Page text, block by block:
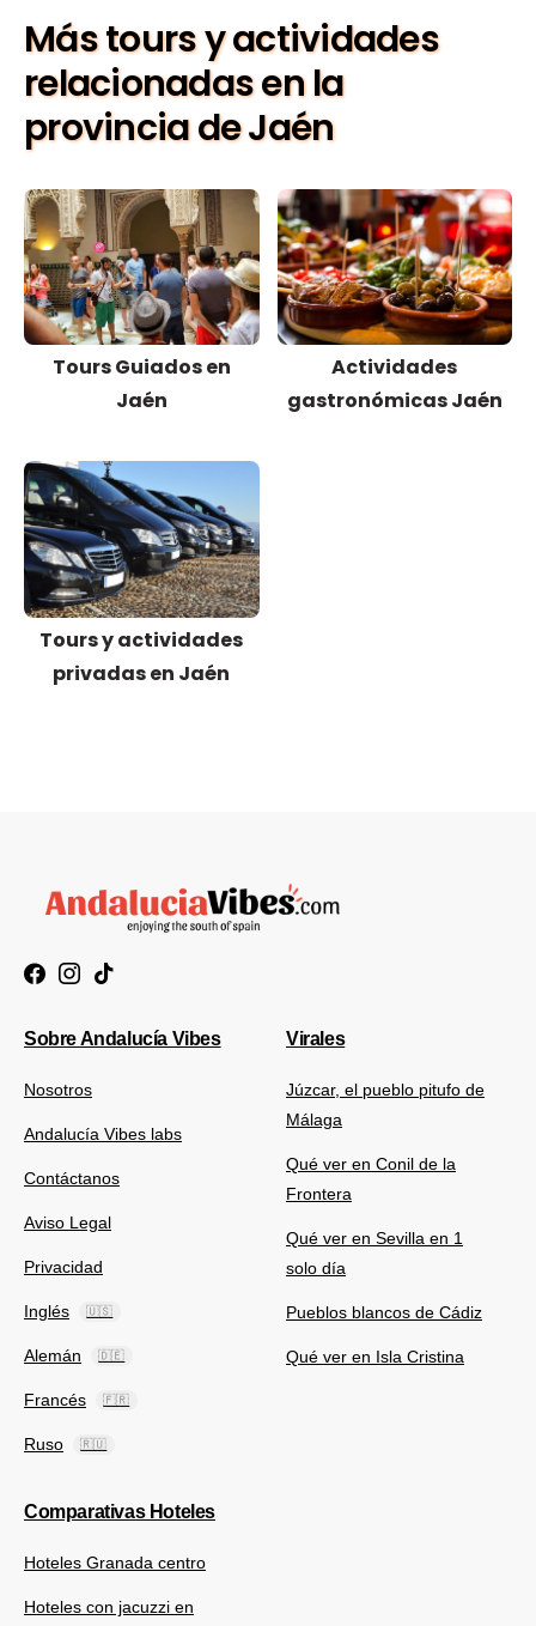
Más tours y actividades
relacionadas en la
provincia de Jaén
Tours Guiados en
Jaén
Actividades
gastronómicas Jaén
Tours y actividades
privadas en Jaén
Sobre Andalucía Vibes
Nosotros
Andalucía Vibes labs
Contáctanos
Aviso Legal
Privacidad
Inglés 🇺🇸
Alemán 🇩🇪
Francés 🇫🇷
Ruso 🇷🇺
Virales
Júzcar, el pueblo pitufo de
Málaga
Qué ver en Conil de la
Frontera
Qué ver en Sevilla en 1
solo día
Pueblos blancos de Cádiz
Qué ver en Isla Cristina
Comparativas Hoteles
Hoteles Granada centro
Hoteles con jacuzzi en